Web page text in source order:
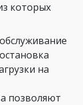
которых
на
позволяют